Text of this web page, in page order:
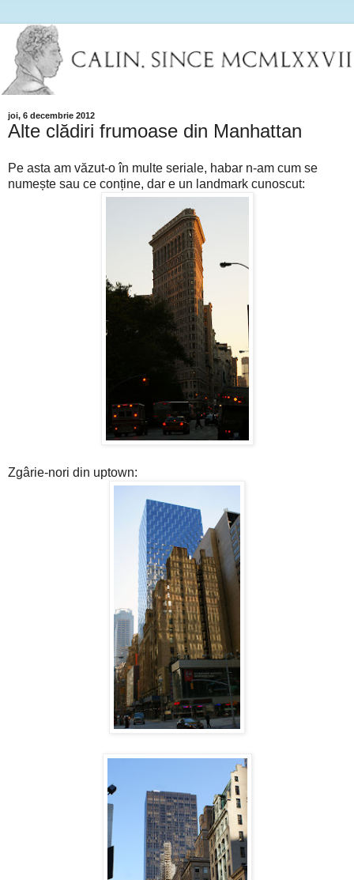
joi, 6 decembrie 2012
Alte clădiri frumoase din Manhattan
Pe asta am văzut-o în multe seriale, habar n-am cum se
numește sau ce conține, dar e un landmark cunoscut:
Zgârie-nori din uptown: